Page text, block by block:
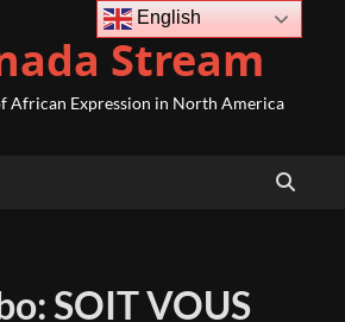
Stream
African Expression in North America
SOIT VOUS
English